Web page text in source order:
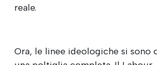
reale.
Ora, le linee ideologiche si sono